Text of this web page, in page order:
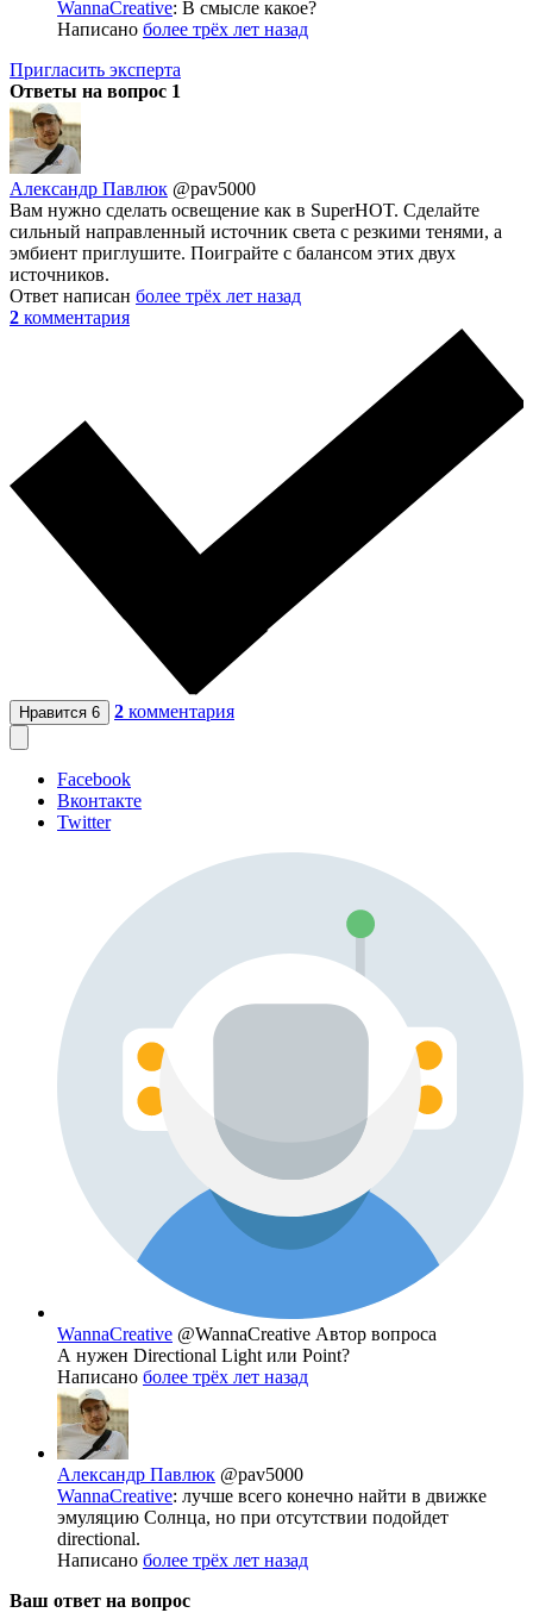
WannaCreative: В смысле какое?
Написано более трёх лет назад
Пригласить эксперта
Ответы на вопрос 1
Александр Павлюк @pav5000
Вам нужно сделать освещение как в SuperHOT. Сделайте
сильный направленный источник света с резкими тенями, а
эмбиент приглушите. Поиграйте с балансом этих двух
источников.
Ответ написан более трёх лет назад
2 комментария
Нравится 6 2 комментария
Facebook
Вконтакте
Twitter
WannaCreative @WannaCreative Автор вопроса
А нужен Directional Light или Point?
Написано более трёх лет назад
Александр Павлюк @pav5000
WannaCreative: лучше всего конечно найти в движке
эмуляцию Солнца, но при отсутствии подойдет
directional.
Написано более трёх лет назад
Ваш ответ на вопрос